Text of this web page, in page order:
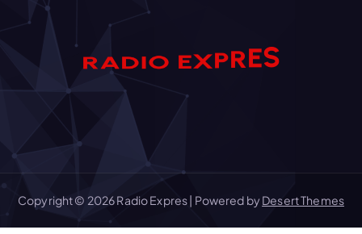
RADIO EXPRES
Copyright © 2026 Radio Expres | Powered byDesert Themes